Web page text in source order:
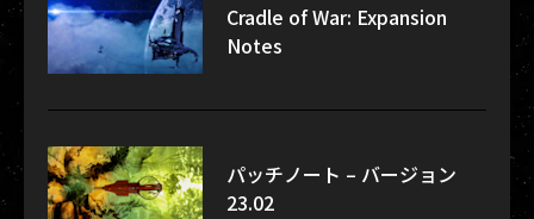
Cradle of War: Expansion
Notes
パッチノート – バージョン
23.02